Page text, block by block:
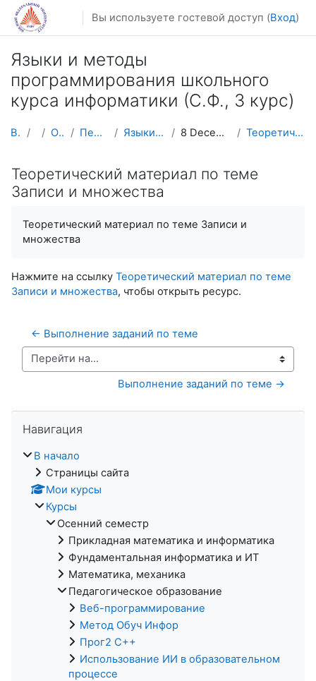
Перейти к основному содержанию
Вы используете гостевой доступ (Вход)
Языки и методы
программирования школьного
курса информатики (С.Ф., 3 курс)
В начало Курсы Осенний семестр Педагогическое образование Языки и методы 3к Pascal (продолжение) 8 December - 14 December: Записи и множества Теоретический материал по теме Записи и множества
Теоретический материал по теме
Записи и множества
Теоретический материал по теме Записи и
множества
Нажмите на ссылку Теоретический материал по теме
Записи и множества, чтобы открыть ресурс.
← Выполнение заданий по теме
Перейти на...
Выполнение заданий по теме →
Навигация
В начало
Страницы сайта
Мои курсы
Курсы
Осенний семестр
Прикладная математика и информатика
Фундаментальная информатика и ИТ
Математика, механика
Педагогическое образование
Веб-программирование
Метод Обуч Инфор
Прог2 С++
Использование ИИ в образовательном
процессе